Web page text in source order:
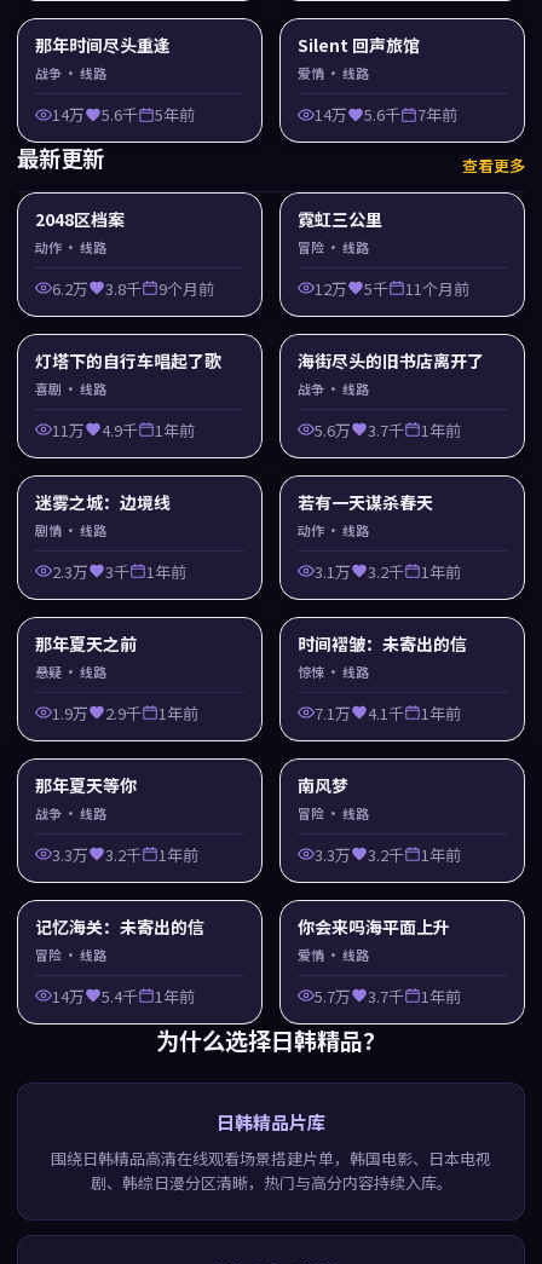
那年时间尽头重逢
战争 · 线路
14万 5.6千 5年前
Silent 回声旅馆
爱情 · 线路
14万 5.6千 7年前
最新更新 查看更多
2048区档案
动作 · 线路
6.2万 3.8千 9个月前
霓虹三公里
冒险 · 线路
12万 5千 11个月前
灯塔下的自行车唱起了歌
喜剧 · 线路
11万 4.9千 1年前
海街尽头的旧书店离开了
战争 · 线路
5.6万 3.7千 1年前
迷雾之城：边境线
剧情 · 线路
2.3万 3千 1年前
若有一天谋杀春天
动作 · 线路
3.1万 3.2千 1年前
那年夏天之前
悬疑 · 线路
1.9万 2.9千 1年前
时间褶皱：未寄出的信
惊悚 · 线路
7.1万 4.1千 1年前
那年夏天等你
战争 · 线路
3.3万 3.2千 1年前
南风梦
冒险 · 线路
3.3万 3.2千 1年前
记忆海关：未寄出的信
冒险 · 线路
14万 5.4千 1年前
你会来吗海平面上升
爱情 · 线路
5.7万 3.7千 1年前
为什么选择日韩精品？
日韩精品片库
围绕日韩精品高清在线观看场景搭建片单，韩国电影、日本电视
剧、韩综日漫分区清晰，热门与高分内容持续入库。